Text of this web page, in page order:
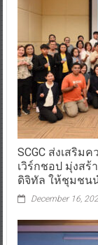
SCGC ส่งเสริม
เวิร์กชอป มุ่งสร้
ดิจิทัล ให้ชุมชน
December 16,